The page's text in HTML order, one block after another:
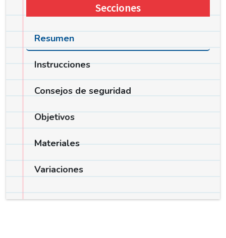
Secciones
Resumen
Instrucciones
Consejos de seguridad
Objetivos
Materiales
Variaciones